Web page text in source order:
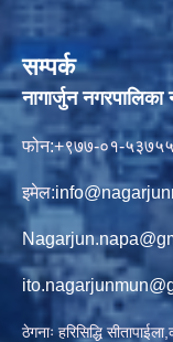
सम्पर्क
नागार्जुन
फोन:+९७७-०१-
इमेल:
ठेगनाः हरिसिद्धि